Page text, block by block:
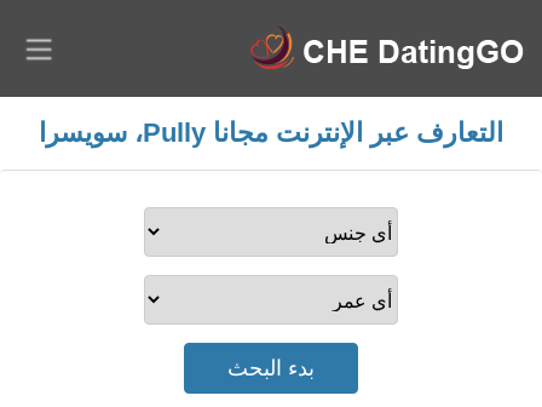
التعارف عبر الإنترنت مجانا Pully، سويسرا